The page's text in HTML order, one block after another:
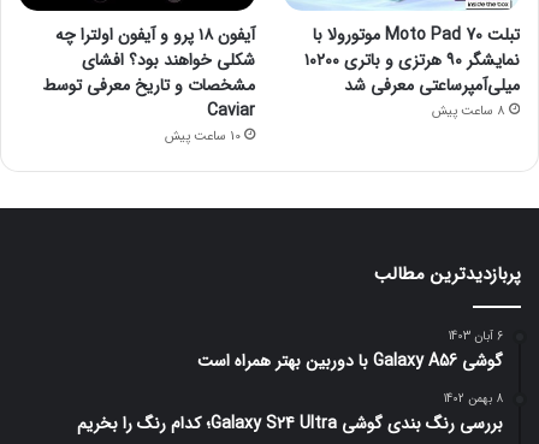
تبلت Moto Pad 70 موتورولا با
نمایشگر ۹۰ هرتزی و باتری ۱۰۲۰۰
میلی‌آمپرساعتی معرفی شد
8 ساعت پیش
آیفون ۱۸ پرو و آیفون اولترا چه
شکلی خواهند بود؟ افشای
مشخصات و تاریخ معرفی توسط
Caviar
10 ساعت پیش
پربازدیدترین مطالب
6 آبان 1403
گوشی Galaxy A56 با دوربین بهتر همراه است
8 بهمن 1402
بررسی رنگ بندی گوشی Galaxy S24 Ultra؛ کدام رنگ را بخریم